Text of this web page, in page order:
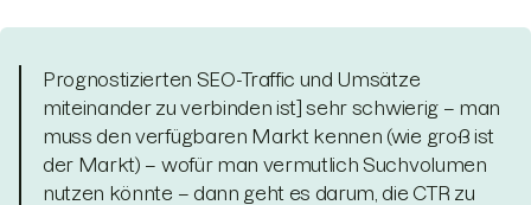
Prognostizierten SEO-Traffic und Umsätze
miteinander zu verbinden ist] sehr schwierig – man
muss den verfügbaren Markt kennen (wie groß ist
der Markt) – wofür man vermutlich Suchvolumen
nutzen könnte – dann geht es darum, die CTR zu